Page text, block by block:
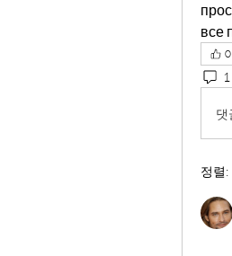
все
0
댓
정렬: